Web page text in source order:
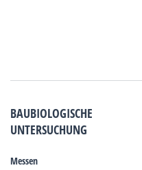
BAUBIOLOGISCHE
UNTERSUCHUNG
Messen